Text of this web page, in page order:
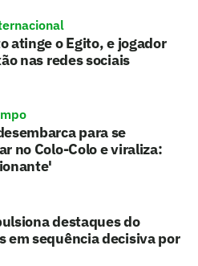
atinge o Egito, e jogador
nas redes sociais
para se
no Colo-Colo e viraliza:
destaques do
em sequência decisiva por